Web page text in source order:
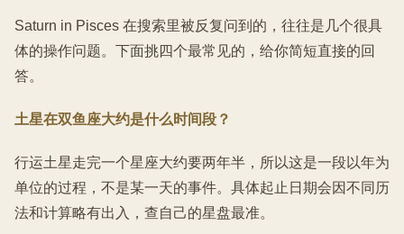
Saturn in Pisces 在搜索里被反复问到的，往往是几个很具
体的操作问题。下面挑四个最常见的，给你简短直接的回
答。
土星在双鱼座大约是什么时间段？
行运土星走完一个星座大约要两年半，所以这是一段以年为
单位的过程，不是某一天的事件。具体起止日期会因不同历
法和计算略有出入，查自己的星盘最准。